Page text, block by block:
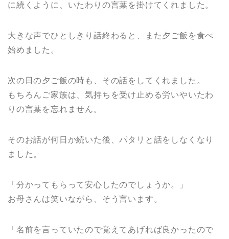
に続くように、いたわりの言葉を掛けてくれました。
大きな声でひとしきり話終わると、また夕ご飯を食べ
始めました。
次の日の夕ご飯の時も、その話をしてくれました。
もちろんご家族は、気持ちを受け止める労いやいたわ
りの言葉を忘れません。
そのお話が何日か続いた後、パタリと話をしなくなり
ました。
「分かってもらって安心したのでしょうか。」
お母さんは笑いながら、そう言います。
「名前を言っていたので覚えてあげれば良かったので